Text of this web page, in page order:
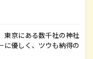
東京にある数千社の神社
に優しく、ツウも納得の